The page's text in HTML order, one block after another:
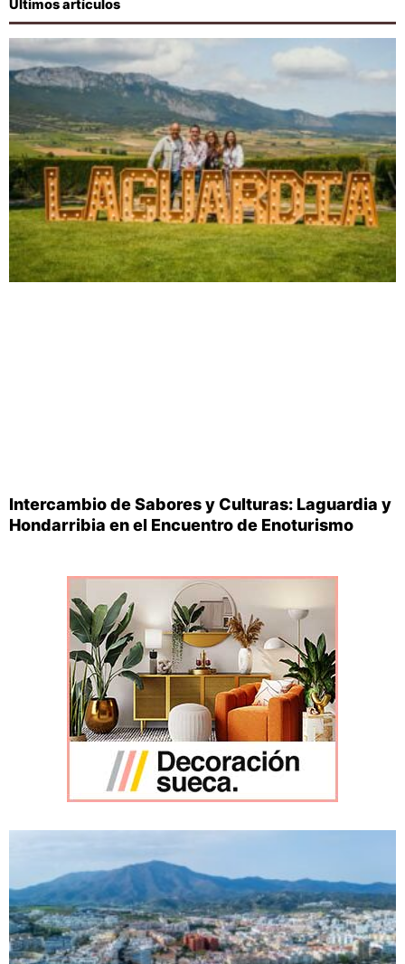
Últimos artículos
Intercambio de Sabores y Culturas: Laguardia y
Hondarribia en el Encuentro de Enoturismo